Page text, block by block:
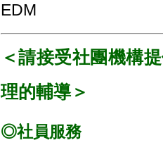
EDM
＜請接受社團機構
理的輔導＞
◎社員服務